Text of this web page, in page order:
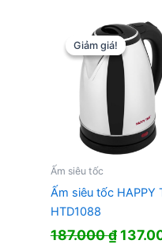
1.280.000 ₫.
là:
Giảm giá!
Giảm giá!
Ấm siêu tốc
Ấm siêu tốc HAPPY
HTD1088
187.000₫ Giá